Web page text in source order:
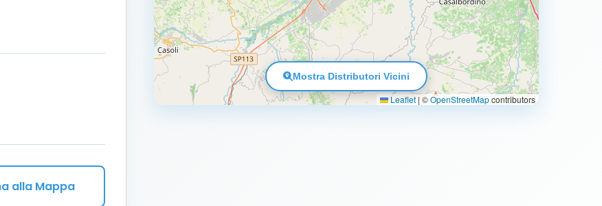
alla Mappa
Leaflet | ©OpenStreetMapcontributors
Mostra Distributori Vicini